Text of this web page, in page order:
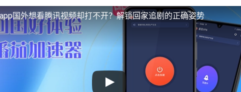
国外想看腾讯视频却打不开？解锁回家追剧的正确姿势